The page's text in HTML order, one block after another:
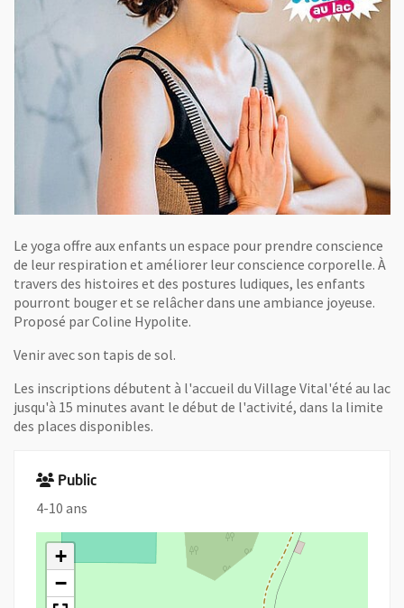
Le yoga offre aux enfants un espace pour prendre conscience
de leur respiration et améliorer leur conscience corporelle. À
travers des histoires et des postures ludiques, les enfants
pourront bouger et se relâcher dans une ambiance joyeuse.
Proposé par Coline Hypolite.
Venir avec son tapis de sol.
Les inscriptions débutent à l'accueil du Village Vital'été au lac
jusqu'à 15 minutes avant le début de l'activité, dans la limite
des places disponibles.
Public
4-10 ans
+
−